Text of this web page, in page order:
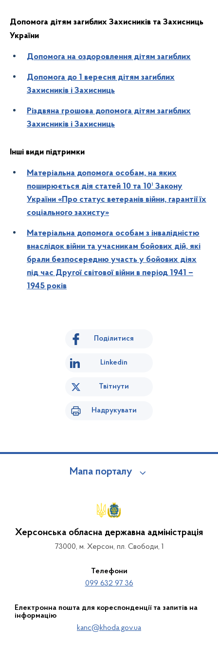
Допомога дітям загиблих Захисників та Захисниць
України
Допомога на оздоровлення дітям загиблих
Допомога до 1 вересня дітям загиблих
Захисників і Захисниць
Різдвяна грошова допомога дітям загиблих
Захисників і Захисниць
Інші види підтримки
Матеріальна допомога особам, на яких
поширюється дія статей 10 та 10¹ Закону
України «Про статус ветеранів війни, гарантії їх
соціального захисту»
Матеріальна допомога особам з інвалідністю
внаслідок війни та учасникам бойових дій, які
брали безпосередню участь у бойових діях
під час Другої світової війни в період 1941 –
1945 років
Поділитися
Linkedin
Твітнути
Надрукувати
Мапа порталу
Херсонська обласна державна адміністрація
73000, м. Херсон, пл. Свободи, 1
Телефони
099 632 97 36
Електронна пошта для кореспонденції та запитів на
інформацію
kanc@khoda.gov.ua